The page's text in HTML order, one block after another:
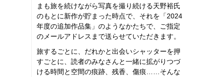
まも旅を続けながら写真を撮り続ける天野裕氏
のもとに新作が貯まった時点で、それを「2024
年度の追加作品集」のようなかたちで、ご指定
のメールアドレスまで送らせていただきます。
旅するごとに、だれかと出会いシャッターを押
すごとに、読者のみなさんと一緒に拡がりつづ
ける時間と空間の痕跡、残香、傷痕……そんな